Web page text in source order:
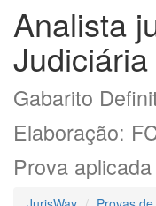
Analista
Gabarito
Elaboração:
Prova